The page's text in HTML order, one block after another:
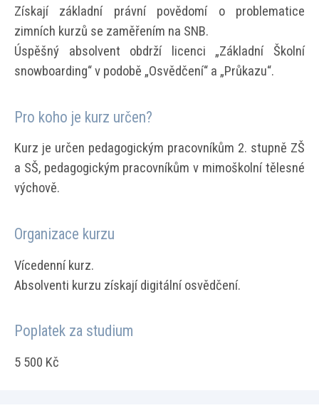
Získají základní právní povědomí o problematice
zimních kurzů se zaměřením na SNB.
Úspěšný absolvent obdrží licenci „Základní Školní
snowboarding“ v podobě „Osvědčení“ a „Průkazu“.
Pro koho je kurz určen?
Kurz je určen pedagogickým pracovníkům 2. stupně ZŠ
a SŠ, pedagogickým pracovníkům v mimoškolní tělesné
výchově.
Organizace kurzu
Vícedenní kurz.
Absolventi kurzu získají digitální osvědčení.
Poplatek za studium
5 500 Kč